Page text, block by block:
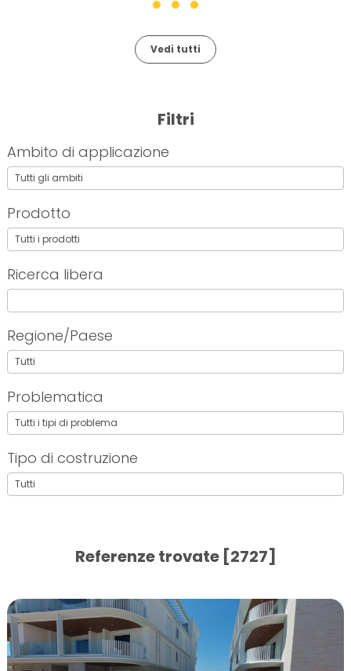
Vedi tutti
Filtri
Ambito di applicazione
Prodotto
Ricerca libera
Regione/Paese
Problematica
Tipo di costruzione
Referenze trovate [2727]